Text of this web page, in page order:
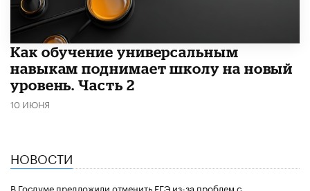
​Как обучение универсальным
навыкам поднимает школу на новый
уровень. Часть 2
10 ИЮНЯ
НОВОСТИ
В Госдуме предложили отменить ЕГЭ из-за проблем с